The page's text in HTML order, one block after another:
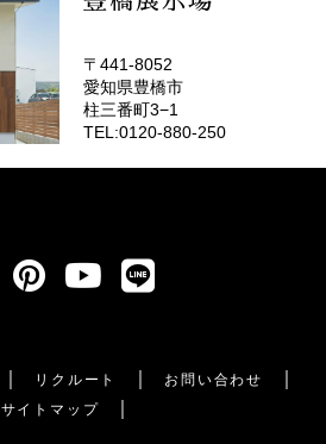
〒441-8052
愛知県豊橋市
柱三番町3−1
TEL:0120-880-250
リクルート
お問い合わせ
サイトマップ